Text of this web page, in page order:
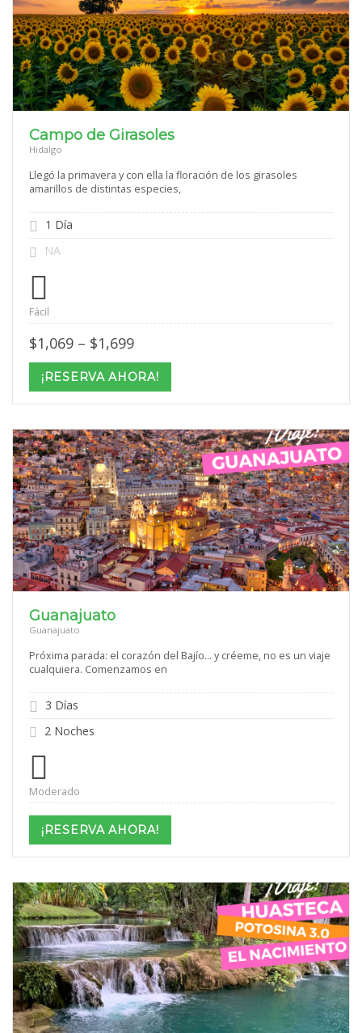
Campo de Girasoles
Hidalgo
Llegó la primavera y con ella la floración de los girasoles
amarillos de distintas especies,
1 Día
NA
Fácil
$1,069 – $1,699Price
$1,069
through
$1,699
¡RESERVA AHORA!
Guanajuato
Guanajuato
Próxima parada: el corazón del Bajío… y créeme, no es un viaje
cualquiera. Comenzamos en
3 Días
2 Noches
Moderado
¡RESERVA AHORA!